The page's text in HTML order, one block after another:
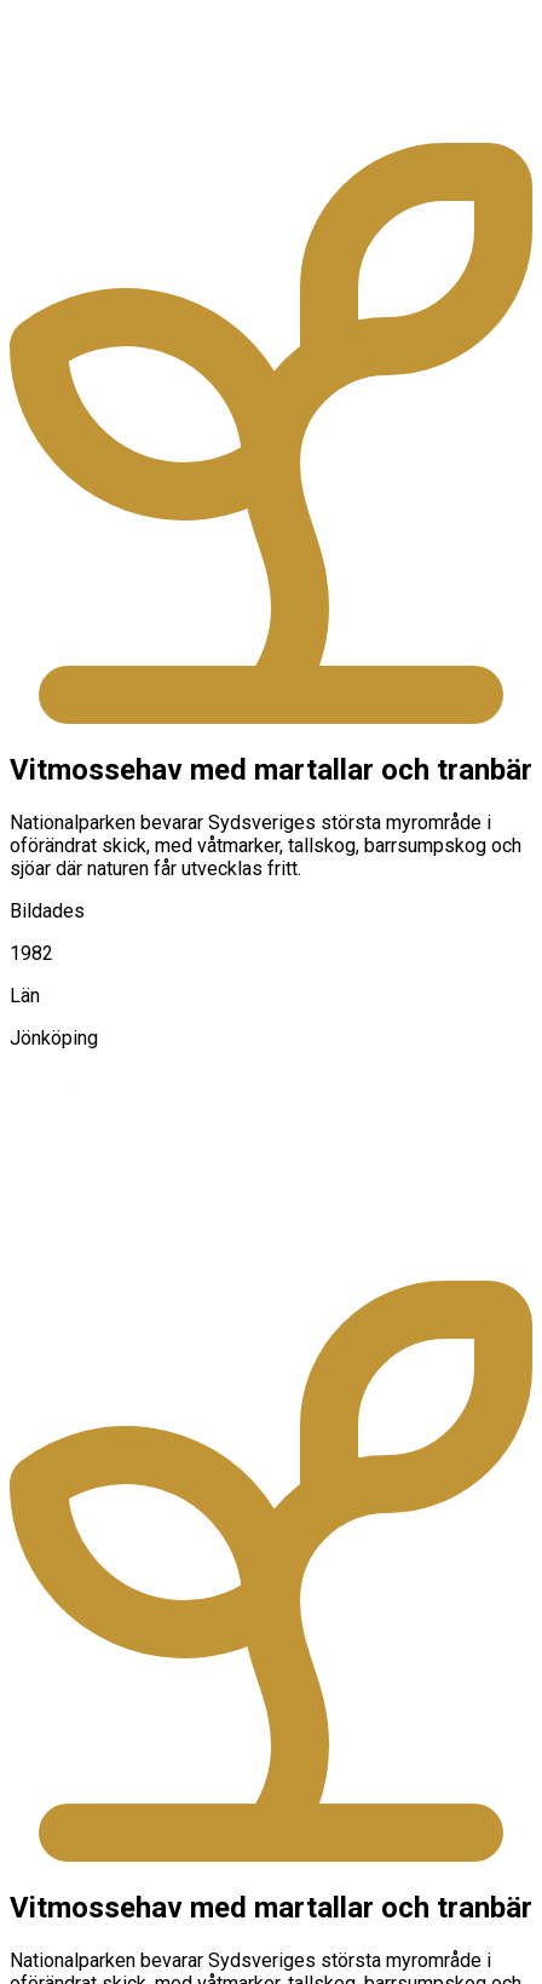
Vitmossehav med martallar och tranbär
Nationalparken bevarar Sydsveriges största myrområde i
oförändrat skick, med våtmarker, tallskog, barrsumpskog och
sjöar där naturen får utvecklas fritt.
Bildades
1982
Län
Jönköping
Vitmossehav med martallar och tranbär
Nationalparken bevarar Sydsveriges största myrområde i